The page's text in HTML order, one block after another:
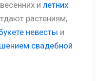
илетних
растениям,
невесты и
свадебной